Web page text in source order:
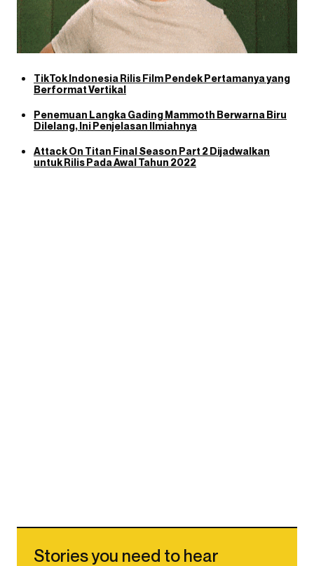
TikTok Indonesia Rilis Film Pendek Pertamanya yang
Berformat Vertikal
Penemuan Langka Gading Mammoth Berwarna Biru
Dilelang, Ini Penjelasan Ilmiahnya
Attack On Titan Final Season Part 2 Dijadwalkan
untuk Rilis Pada Awal Tahun 2022
Stories you need to hear